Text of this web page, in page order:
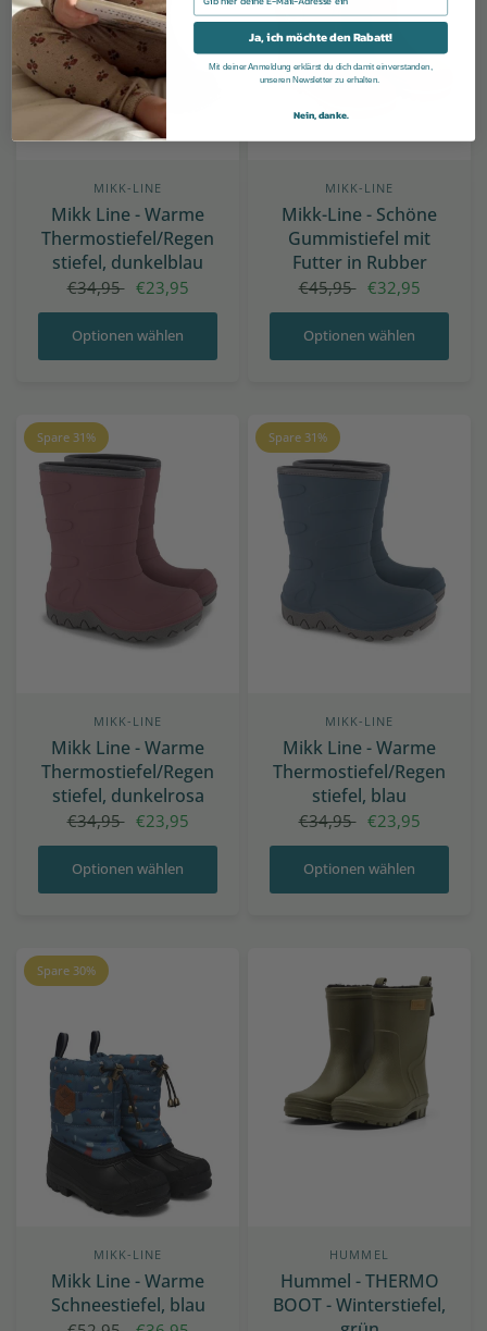
MIKK-LINE
Mikk Line - Warme
Thermostiefel/Regen
stiefel, dunkelblau
€34,95 €23,95
Optionen wählen
MIKK-LINE
Mikk-Line - Schöne
Gummistiefel mit
Futter in Rubber
€45,95 €32,95
Optionen wählen
Spare 31%
MIKK-LINE
Mikk Line - Warme
Thermostiefel/Regen
stiefel, dunkelrosa
€34,95 €23,95
Optionen wählen
Spare 31%
MIKK-LINE
Mikk Line - Warme
Thermostiefel/Regen
stiefel, blau
€34,95 €23,95
Optionen wählen
Spare 30%
MIKK-LINE
Mikk Line - Warme
Schneestiefel, blau
HUMMEL
Hummel - THERMO
BOOT - Winterstiefel,
Ja, ich möchte den Rabatt!
Mit deiner Anmeldung erklärst du dich damit einverstanden,
unseren Newsletter zu erhalten.
Nein, danke.